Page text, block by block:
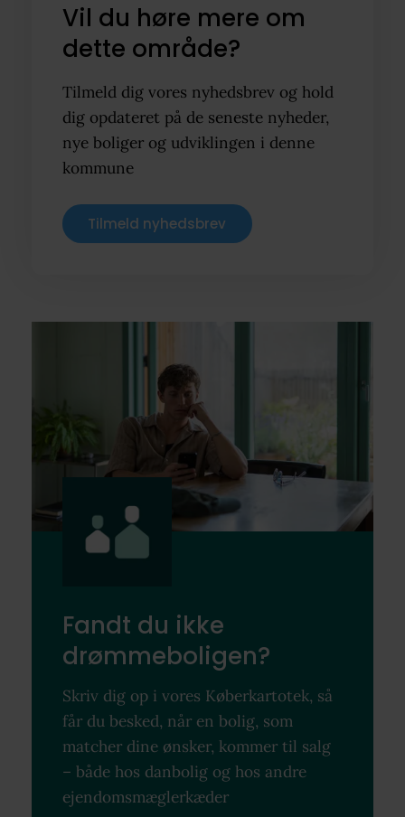
Vil du høre mere om
dette område?
Tilmeld dig vores nyhedsbrev og hold
dig opdateret på de seneste nyheder,
nye boliger og udviklingen i denne
kommune
Tilmeld nyhedsbrev
Fandt du ikke
drømmeboligen?
Skriv dig op i vores Køberkartotek, så
får du besked, når en bolig, som
matcher dine ønsker, kommer til salg
– både hos danbolig og hos andre
ejendomsmæglerkæder